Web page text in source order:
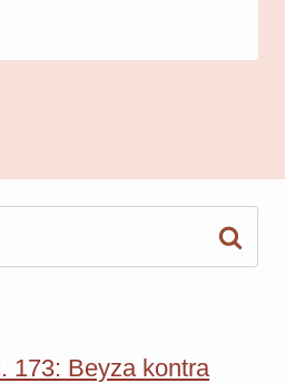
173: Beyza kontra